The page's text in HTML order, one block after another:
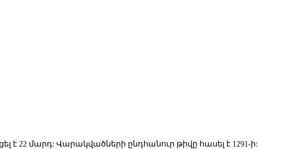
է 22 մարդ: Վարակվածների ընդհանուր թիվը հասել է 1291-ի: